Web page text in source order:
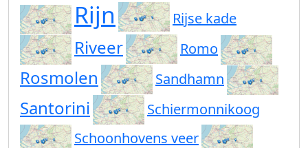
Rijn Rijse kade
Riveer Romo
Rosmolen Sandhamn
Santorini
Schiermonnikoog
Schoonhovens veer